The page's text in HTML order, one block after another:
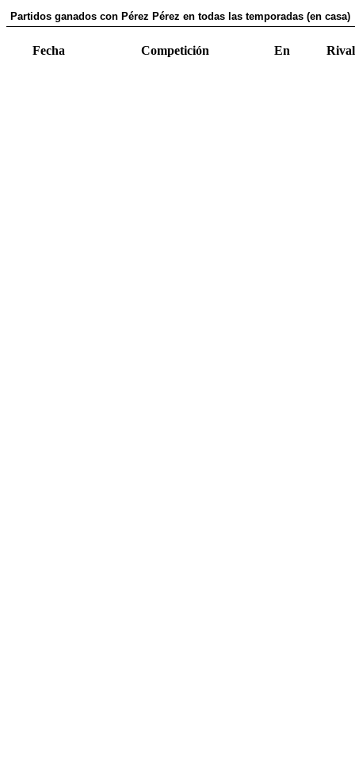
Partidos ganados con Pérez Pérez en todas las temporadas (en casa)
Fecha Competición En Rival